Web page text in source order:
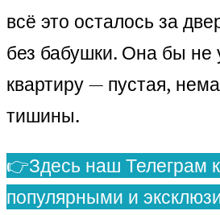
всё это осталось за
без бабушки. Она бы не
квартиру — пустая,
тишины.
👉Здесь наш Телеграм
популярными и